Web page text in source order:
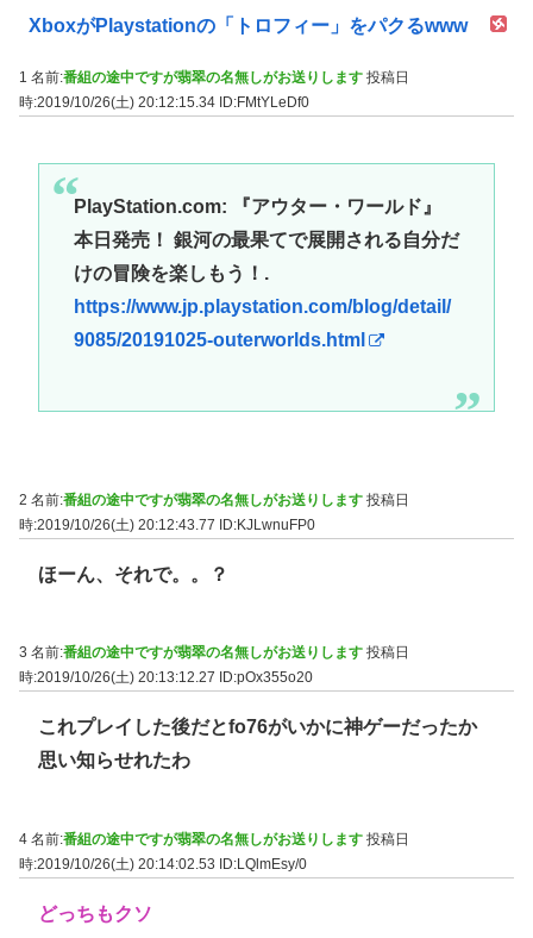
XboxがPlaystationの「トロフィー」をパクるwww
1 名前:番組の途中ですが翡翠の名無しがお送りします 投稿日
時:2019/10/26(土) 20:12:15.34 ID:FMtYLeDf0
PlayStation.com: 『アウター・ワールド』
本日発売！ 銀河の最果てで展開される自分だ
けの冒険を楽しもう！.
https://www.jp.playstation.com/blog/detail/
9085/20191025-outerworlds.html
2 名前:番組の途中ですが翡翠の名無しがお送りします 投稿日
時:2019/10/26(土) 20:12:43.77 ID:KJLwnuFP0
ほーん、それで。。？
3 名前:番組の途中ですが翡翠の名無しがお送りします 投稿日
時:2019/10/26(土) 20:13:12.27
ID:pOx355o20
これプレイした後だとfo76がいかに神ゲーだったか
思い知らせれたわ
4 名前:番組の途中ですが翡翠の名無しがお送りします 投稿日
時:2019/10/26(土) 20:14:02.53 ID:LQlmEsy/0
どっちもクソ